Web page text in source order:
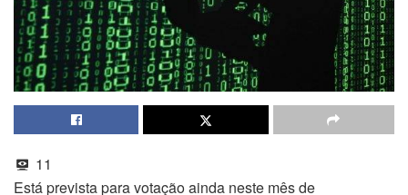
11
Está prevista para votação ainda neste mês de